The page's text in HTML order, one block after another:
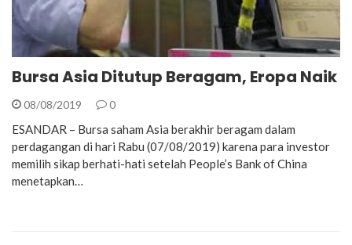
Bursa Asia Ditutup Beragam, Eropa Naik
08/08/2019 0
ESANDAR – Bursa saham Asia berakhir beragam dalam
perdagangan di hari Rabu (07/08/2019) karena para investor
memilih sikap berhati-hati setelah People’s Bank of China
menetapkan…